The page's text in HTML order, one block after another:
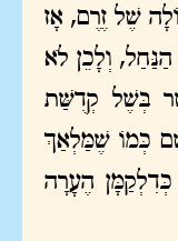
שֶׁל זֶרֶם, אָז
וְלָכֵן לֹא
בְּשֶׁל קְדֻשַּׁת
כְּמוֹ שֶׁמַּלְאַךְ
הֶעָרָה